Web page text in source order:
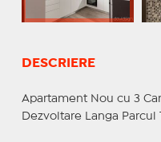
DESCRIERE
Apartament Nou cu 3
Dezvoltare Langa Parcul